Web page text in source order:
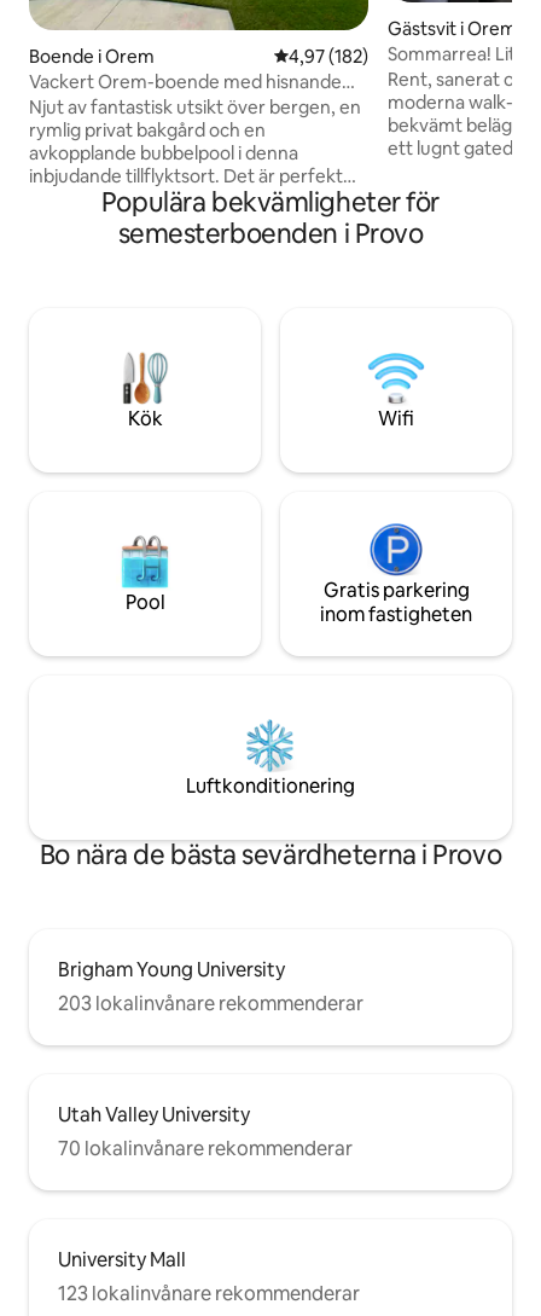
Boende i Orem 4,97 av 5 i genomsnittligt
4,97 (182)
Vackert Orem-boende med hisnande
utsikt!
Njut av fantastisk utsikt över bergen, en
rymlig privat bakgård och en
avkopplande bubbelpool i denna
inbjudande tillflyktsort. Det är perfekt
för ett pars resa eller ett par som reser
med ett spädbarn eller ett litet barn.
Detta boende ligger bekvämt inom
campusarrangemang. Boendet är
exceptionellt rent, bekvämt och fullt
utrustat med väsentligheter för
matlagning så att du kan slå dig till rätta!
Gästsvit i Orem
Sommarrea!
golfutsikt!
Rent, sanerat
moderna walk-
bekvämt beläget
ett lugnt gated
Utah Lake och
Utah. Vi städar hela sviten och
tillhandahåller
SLC; Park City Husdjur tillåtna (+75 USD)
Rökning
Populära bekvämligheter för
semesterboenden i Provo
Kök Wifi
Pool
Gratis parkering
inom fastigheten
Luftkonditionering
Bo nära de bästa sevärdheterna i Provo
Brigham Young University
203 lokalinvånare rekommenderar
Utah Valley University
70 lokalinvånare rekommenderar
University Mall
123 lokalinvånare rekommenderar